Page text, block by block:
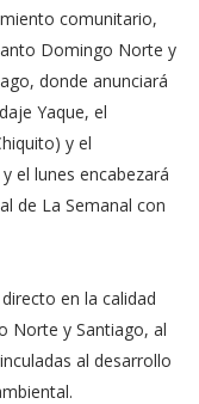
comunitario,
Domingo Norte y
donde anunciará
Yaque, el
y el
el lunes encabezará
de La Semanal con
en la calidad
Norte y Santiago, al
al desarrollo